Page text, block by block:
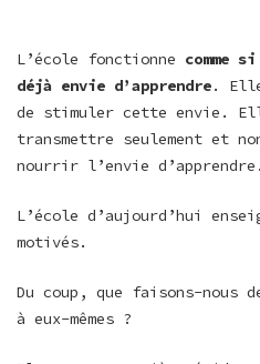
L’école fonctionne comme
déjà envie d’apprendre.
de stimuler cette envie.
transmettre seulement et
nourrir l’envie d’apprendre.
L’école d’aujourd’hui
motivés.
Du coup, que faisons-nous
à eux-mêmes ?